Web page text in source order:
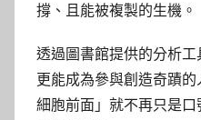
撐、且能被複製的生機。
透過圖書館提供的分析工
更能成為參與創造奇蹟
細胞前面」就不再只是